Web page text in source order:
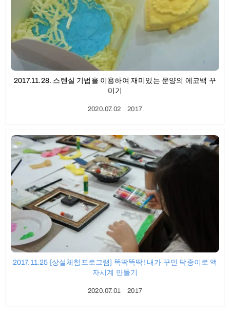
2017.11.28. 스텐실 기법을 이용하여 재미있는 문양의 에코백 꾸
미기
2020.07.02ㆍ2017
2017.11.25 [상설체험프로그램] 똑딱똑딱! 내가 꾸민 닥종이로 액
자시계 만들기
2020.07.01ㆍ2017